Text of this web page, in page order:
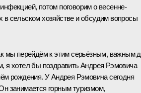
потом поговорим о весенне-
в сельском хозяйстве и обсудим вопросы
мы перейдём к этим серьёзным, важным
я хотел бы поздравитьАндрея Рэмовича
рождения. У Андрея Рэмовича сегодня
занимается горным туризмом,